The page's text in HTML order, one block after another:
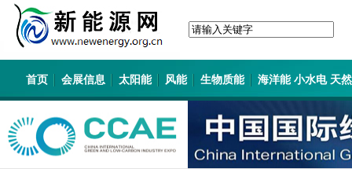
首页 会展信息 太阳能 风能 生物质能 海洋能 小水电 天